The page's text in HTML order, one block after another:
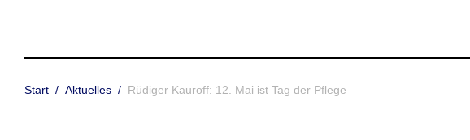
Start / Aktuelles / Rüdiger Kauroff: 12. Mai ist Tag der Pflege